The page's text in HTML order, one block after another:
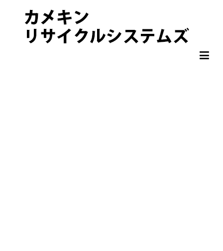
非鉄金属 OA機器 スクラップ 処分・買取りならカメキンリサイクル